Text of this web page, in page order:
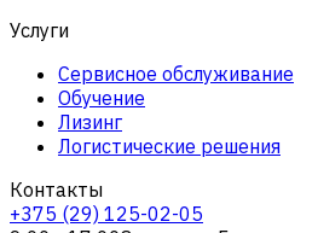
Услуги
Сервисное обслуживание
Обучение
Лизинг
Логистические решения
Контакты
+375 (29) 125-02-05